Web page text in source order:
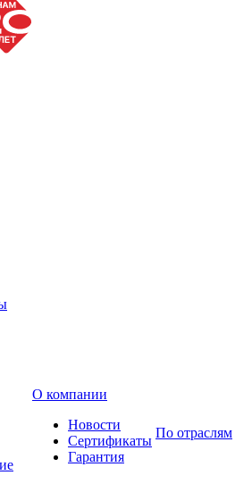
О компании
Новости
Сертификаты
Гарантия
По отраслям